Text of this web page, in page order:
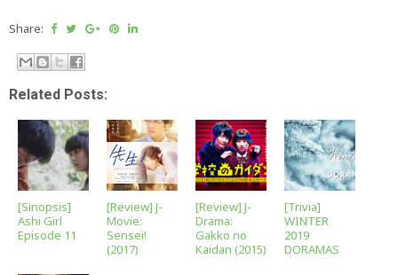
Share:
Related Posts:
[Sinopsis]
Ashi Girl
Episode 11
[Review] J-
Movie:
Sensei!
(2017)
[Review] J-
Drama:
Gakko no
Kaidan (2015)
[Trivia]
WINTER
2019
DORAMAS